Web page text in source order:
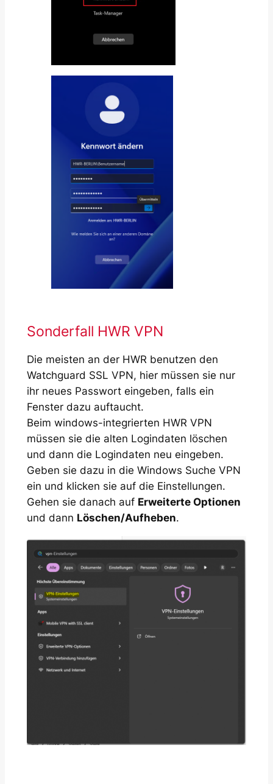
Sonderfall HWR VPN
Die meisten an der HWR benutzen den
Watchguard SSL VPN, hier müssen sie nur
ihr neues Passwort eingeben, falls ein
Fenster dazu auftaucht.
Beim windows-integrierten HWR VPN
müssen sie die alten Logindaten löschen
und dann die Logindaten neu eingeben.
Geben sie dazu in die Windows Suche VPN
ein und klicken sie auf die Einstellungen.
Gehen sie danach auf Erweiterte Optionen
und dann Löschen/Aufheben.